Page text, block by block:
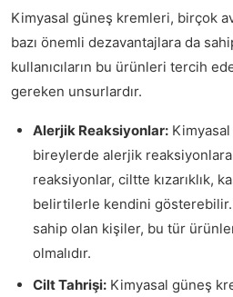
Kimyasal güneş kremleri, birçok
bazı önemli dezavantajlara da
kullanıcıların bu ürünleri tercih
gereken unsurlardır.
Alerjik Reaksiyonlar:
bireylerde alerjik
reaksiyonlar, ciltte kızarıklık,
belirtilerle kendini
sahip olan kişiler, bu tür
olmalıdır.
Cilt Tahrişi: Kimyasal güneş